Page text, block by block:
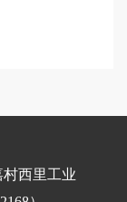
西里工业